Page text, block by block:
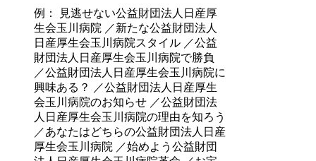
例： 見逃せない公益財団法人日産厚
生会玉川病院 ／新たな公益財団法人
日産厚生会玉川病院スタイル ／公益
財団法人日産厚生会玉川病院で勝負
／公益財団法人日産厚生会玉川病院に
興味ある？ ／公益財団法人日産厚生
会玉川病院のお知らせ ／公益財団法
人日産厚生会玉川病院の理由を知ろう
／あなたはどちらの公益財団法人日産
厚生会玉川病院 ／始めよう公益財団